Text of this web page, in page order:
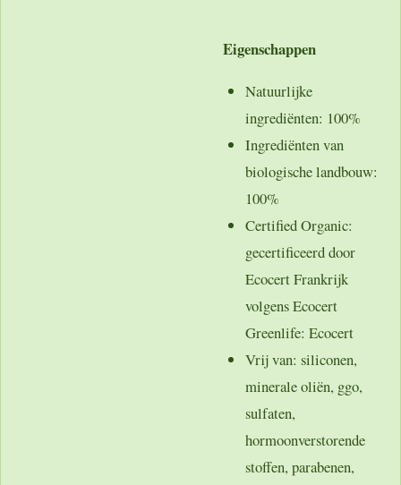
Eigenschappen
Natuurlijke
ingrediënten: 100%
Ingrediënten van
biologische landbouw:
100%
Certified Organic:
gecertificeerd door
Ecocert Frankrijk
volgens Ecocert
Greenlife: Ecocert
Vrij van: siliconen,
minerale oliën, ggo,
sulfaten,
hormoonverstorende
stoffen, parabenen,